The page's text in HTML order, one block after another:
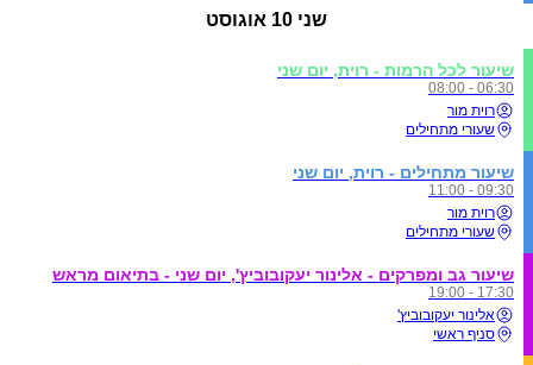
שני 10 אוגוסט
שיעור לכל הרמות - רוית, יום שני
06:30 - 08:00
רוית מור
שעורי מתחילים
שיעור מתחילים - רוית, יום שני
09:30 - 11:00
רוית מור
שעורי מתחילים
שיעור גב ומפרקים - אלינור יעקובוביץ', יום שני - בתיאום מראש
17:30 - 19:00
אלינור יעקובוביץ'
סניף ראשי